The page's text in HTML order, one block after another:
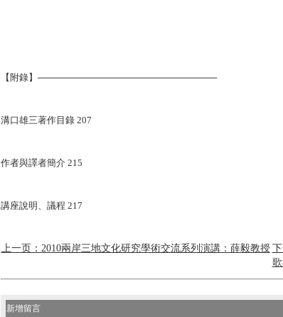
【附錄】────────────────────────────
溝口雄三著作目錄 207
作者與譯者簡介 215
講座說明、議程 217
上一页：2010兩岸三地文化研究學術交流系列演講：薛毅教授
新增留言